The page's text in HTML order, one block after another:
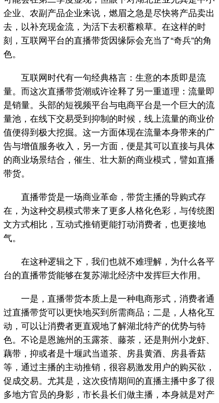
企业、农副产品企业来说，燃眉之急是尽快将产品卖出
去，以补充现金流，为活下去积蓄粮草。在这样的时
刻，互联网平台的直播带货因缘际会充当了“奇兵”的角
色。
互联网时代有一句经典格言：生意的本质即是流
量。而这次直播带货潮或许诠释了另一重道理：流量即
是销量。头部的短视频平台与电商平台是一个巨大的流
量池，在线下交易受到抑制的时候，线上流量的商业价
值便得到极大挖掘。这一方面体现在流量本身带来的广
告与增值服务收入，另一方面，便是其可以直接与具体
的商业场景结合，催生、壮大新的商业模式，譬如直播
带货。
直播带货是一场商业革命，带货主播的导购式存
在，为这种交易模式带来了更多人格化色彩，与传统图
文方式相比，互动式推销更能打动消费者，也更接地
气。
在这种逻辑之下，我们也就不难理解，为什么各平
台的直播带货能够在复苏湖北经济中发挥巨大作用。
一是，直播带货本质上是一种电商形式，消费者通
过直播带货可以更快地买到所需商品；二是，人格化互
动，可以让消费者更直观地了解湖北特产的优势与特
色。不论是恩施州的玉露茶、藤茶，还是荆州小龙虾、
藕带，抑或者是十堰武当道茶、房县黄酒、房县香菇
等，通过主播的主动推销，很容易激发用户的购买欲，
促成交易。尤其是，这次疫情期间的直播主播中多了很
多地方官员的身影，市长县长们做主播，本身就是对产